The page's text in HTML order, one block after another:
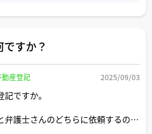
。
）不動産所有権の譲渡をもつて
滅の効果は、単に当事者がその
りず、登記その他引渡行為を完
要件を具備したときでなければ
ないが、そのことは代物弁済に
原則として当事者間の代物弁済
ずることを妨げるものではない
他の金融機関と比べると審査
たけど、他の金融機関では承認
ました。
機関より低い金利の利用が期待
すか？
産登記 2025/09/03
ですか。
弁護士さんのどちらに依頼するのが